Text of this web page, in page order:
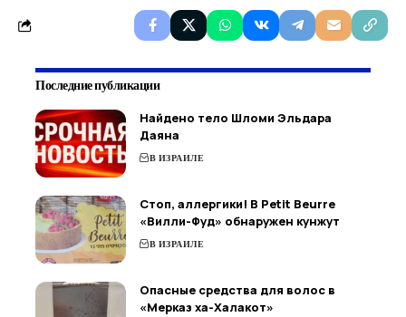
Последние публикации
Найдено тело Шломи Эльдара
Даяна
В ИЗРАИЛЕ
Стоп, аллергики! В Petit Beurre
«Вилли-Фуд» обнаружен кунжут
В ИЗРАИЛЕ
Опасные средства для волос в
«Мерказ ха-Халакот»